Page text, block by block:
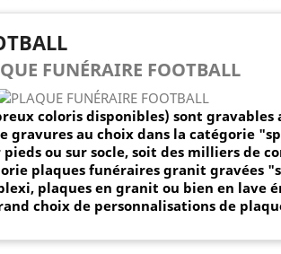
FUNÉRAIRE FOOTBALL
coloris disponibles) sont gravables
gravures au choix dans la catégorie
ou sur socle, soit des milliers de
plaques funéraires granit gravées "
plaques en granit ou bien en lave
choix de personnalisations de